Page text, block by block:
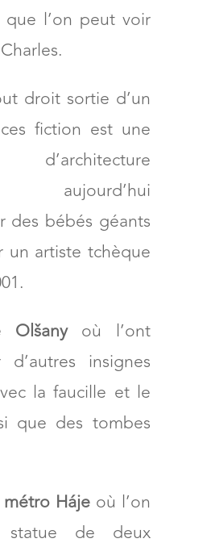
l’on peut voir
.
droit sortie d’un
fiction est une
aujourd’hui
des bébés géants
un artiste tchèque
Olšanyoù l’ont
insignes
la faucille et le
que des tombes
Hájeoù l’on
de deux